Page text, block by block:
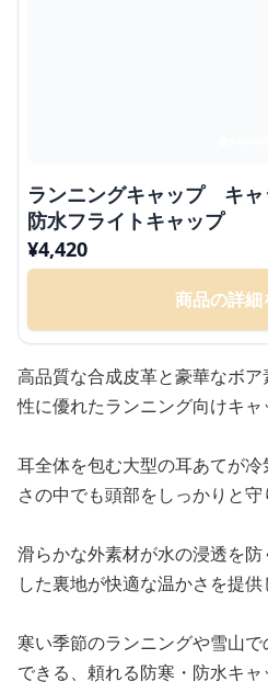
ランニングキャップ キャ
防水フライトキャップ
¥4,420
商品の詳細
高品質な合成皮革と豪華なボ
性に優れたランニング向けキャ
耳全体を包む大型の耳あてが
さの中でも頭部をしっかりと守
滑らかな外素材が水の浸透を
した裏地が快適な温かさを提供
寒い季節のランニングや雪山
できる、頼れる防寒・防水キャ